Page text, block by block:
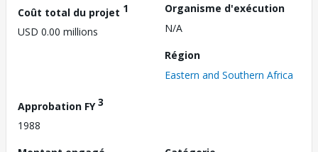
Coût total du projet 1
USD 0.00 millions
Organisme d'exécution
N/A
Région
Eastern and Southern Africa
Approbation FY3
1988